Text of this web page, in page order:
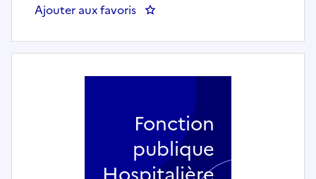
Ajouter aux favoris : AIDE-SOIGNANT en
Fonction
publique